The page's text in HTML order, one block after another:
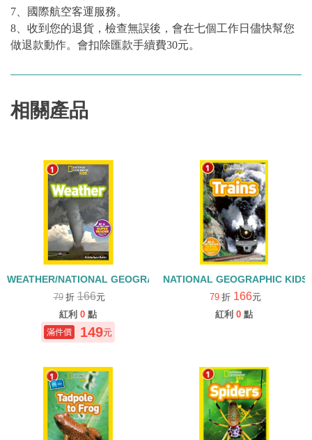
7、國際航空客運服務。
8、收到您的退貨，檢查無誤後，會在七個工作日儘快幫您
做退款動作。會扣除匯款手續費30元。
相關產品
WEATHER/NATIONAL GEOGRAPHIC KIDS/LEVEL 1
79 折166元
紅利 0 點
149元
NATIONAL GEOGRAPHIC
79 折 166元
紅利 0 點